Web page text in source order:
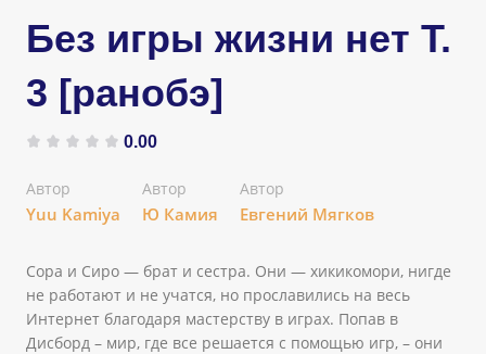
Без игры жизни нет Т.
3 [ранобэ]
0.00
Автор
Yuu Kamiya
Автор
Ю Камия
Автор
Евгений Мягков
Сора и Сиро — брат и сестра. Они — хикикомори, нигде
не работают и не учатся, но прославились на весь
Интернет благодаря мастерству в играх. Попав в
Дисборд – мир, где все решается с помощью игр, – они